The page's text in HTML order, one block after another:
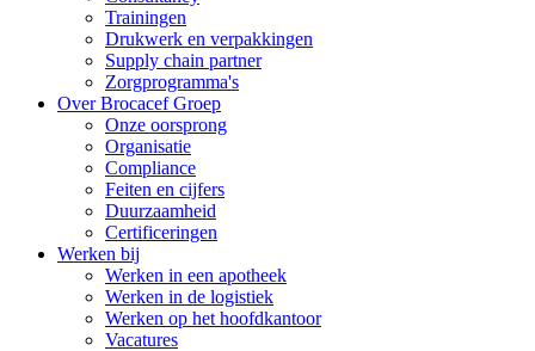
Trainingen
Drukwerk en verpakkingen
Supply chain partner
Zorgprogramma's
Over Brocacef Groep
Onze oorsprong
Organisatie
Compliance
Feiten en cijfers
Duurzaamheid
Certificeringen
Werken bij
Werken in een apotheek
Werken in de logistiek
Werken op het hoofdkantoor
Vacatures